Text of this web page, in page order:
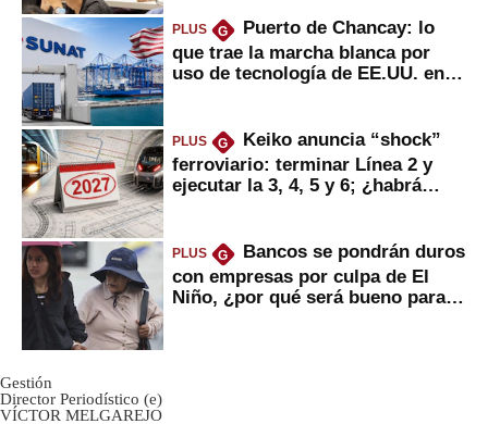
PLUS G
Puerto de Chancay: lo
que trae la marcha blanca por
uso de tecnología de EE.UU. en
PLUS G
Keiko anuncia “shock”
ferroviario: terminar Línea 2 y
ejecutar la 3, 4, 5 y 6; ¿habrá
PLUS G
Bancos se pondrán duros
con empresas por culpa de El
Niño, ¿por qué será bueno para
Gestión
Director Periodístico (e)
VÍCTOR MELGAREJO